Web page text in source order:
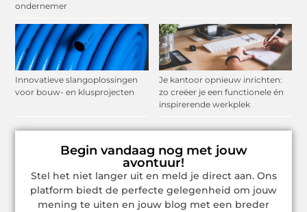
ondernemer
Innovatieve slangoplossingen
voor bouw- en klusprojecten
Je kantoor opnieuw inrichten:
zo creëer je een functionele én
inspirerende werkplek
Begin vandaag nog met jouw
avontuur!
Stel het niet langer uit en meld je direct aan. Ons
platform biedt de perfecte gelegenheid om jouw
mening te uiten en jouw blog met een breder